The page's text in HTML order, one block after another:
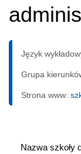
Język
Grupa
Strona www:
Nazwa szkoły